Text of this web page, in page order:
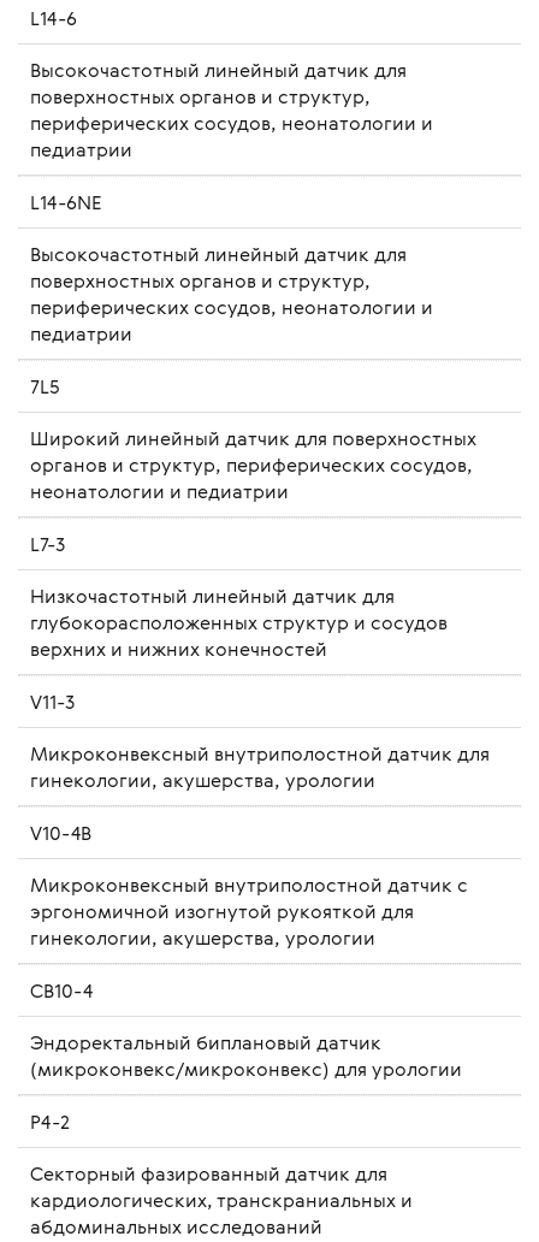
L14-6
Высокочастотный линейный датчик для
поверхностных органов и структур,
периферических сосудов, неонатологии и
педиатрии
L14-6NE
Высокочастотный линейный датчик для
поверхностных органов и структур,
периферических сосудов, неонатологии и
педиатрии
7L5
Широкий линейный датчик для поверхностных
органов и структур, периферических сосудов,
неонатологии и педиатрии
L7-3
Низкочастотный линейный датчик для
глубокорасположенных структур и сосудов
верхних и нижних конечностей
V11-3
Микроконвексный внутриполостной датчик для
гинекологии, акушерства, урологии
V10-4B
Микроконвексный внутриполостной датчик с
эргономичной изогнутой рукояткой для
гинекологии, акушерства, урологии
CB10-4
Эндоректальный биплановый датчик
(микроконвекс/микроконвекс) для урологии
P4-2
Секторный фазированный датчик для
кардиологических, транскраниальных и
абдоминальных исследований